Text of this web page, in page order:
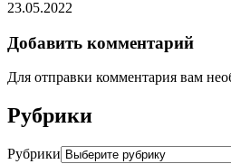
23.05.2022
Добавить комментарий
Для отправки комментария вам
Рубрики
Рубрики